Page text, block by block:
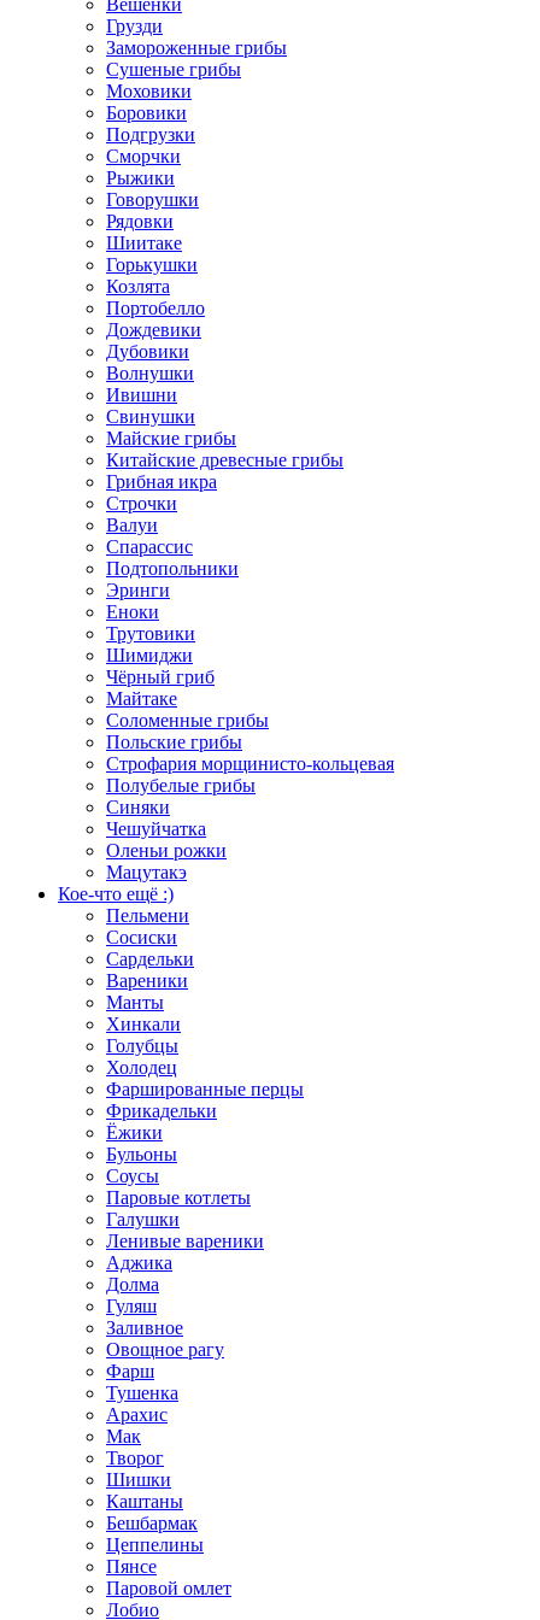
Грузди
Замороженные грибы
Сушеные грибы
Моховики
Боровики
Подгрузки
Сморчки
Рыжики
Говорушки
Рядовки
Шиитаке
Горькушки
Козлята
Портобелло
Дождевики
Дубовики
Волнушки
Ивишни
Свинушки
Майские грибы
Китайские древесные грибы
Грибная икра
Строчки
Валуи
Спарассис
Подтопольники
Эринги
Еноки
Трутовики
Шимиджи
Чёрный гриб
Майтаке
Соломенные грибы
Польские грибы
Строфария морщинисто-кольцевая
Полубелые грибы
Синяки
Чешуйчатка
Оленьи рожки
Мацутакэ
Кое-что ещё :)
Пельмени
Сосиски
Сардельки
Вареники
Манты
Хинкали
Голубцы
Холодец
Фаршированные перцы
Фрикадельки
Ёжики
Бульоны
Соусы
Паровые котлеты
Галушки
Ленивые вареники
Аджика
Долма
Гуляш
Заливное
Овощное рагу
Фарш
Тушенка
Арахис
Мак
Творог
Шишки
Каштаны
Бешбармак
Цеппелины
Пянсе
Паровой омлет
Лобио